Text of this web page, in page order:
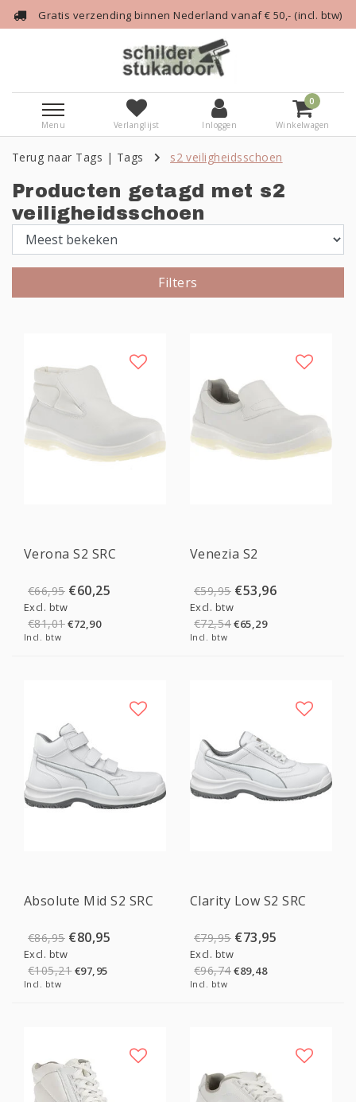
Gratis verzending binnen Nederland vanaf € 50,- (incl. btw)
Menu Verlanglijst Inloggen
0
Winkelwagen
Terug naar Tags | Tags s2 veiligheidsschoen
Producten getagd met s2
veiligheidsschoen
Filters
Verona S2 SRC
€66,95 €60,25
Excl. btw
€81,01€72,90
Incl. btw
Venezia S2
€59,95 €53,96
Excl. btw
€72,54€65,29
Incl. btw
Absolute Mid S2 SRC
€86,95 €80,95
Excl. btw
€105,21 €97,95
Incl. btw
Clarity Low S2 SRC
€79,95 €73,95
Excl. btw
€96,74€89,48
Incl. btw